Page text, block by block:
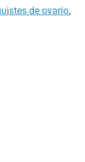
de ovario,